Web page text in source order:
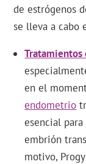
de estrógenos
se lleva a cabo
Tratamientos
en el
endometrio
esencial
embrión
motivo,